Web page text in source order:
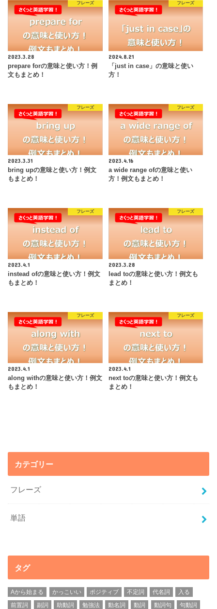
フレーズ
2023.3.28
prepare forの意味と使い方！例
文もまとめ！
フレーズ
2024.8.21
「just in case」の意味と使い
方！
フレーズ
2023.3.31
bring upの意味と使い方！例文
もまとめ！
フレーズ
2023.4.16
a wide range ofの意味と使い
方！例文もまとめ！
フレーズ
2023.4.1
instead ofの意味と使い方！例文
もまとめ！
フレーズ
2023.3.28
lead toの意味と使い方！例文も
まとめ！
フレーズ
2023.4.1
along withの意味と使い方！例文
もまとめ！
フレーズ
2023.4.1
next toの意味と使い方！例文も
まとめ！
カテゴリー
フレーズ
単語
タグ
Aから始まる かっこいい ポジティブ 不定詞 代名詞
入る
前置詞
副詞 助動詞 勉強法 動名詞 動詞 動詞句 句動詞